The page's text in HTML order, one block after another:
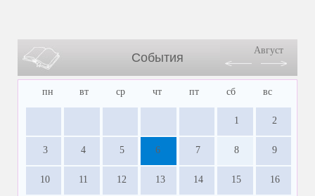
События
Август
пн вт ср чт пт сб вс
1 2
3 4 5 6 7 8 9
10 11 12 13 14 15 16